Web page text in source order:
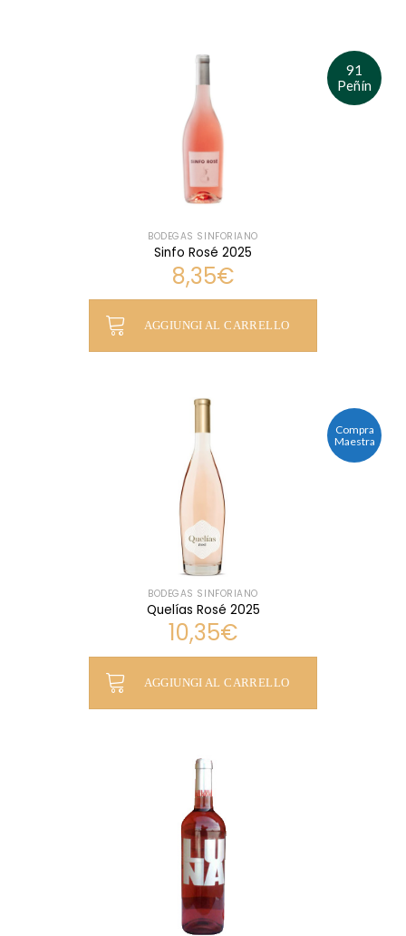
91
Peñín
BODEGAS SINFORIANO
Sinfo Rosé 2025
8,35€
AGGIUNGI AL CARRELLO
Compra
Maestra
BODEGAS SINFORIANO
Quelías Rosé 2025
10,35€
AGGIUNGI AL CARRELLO